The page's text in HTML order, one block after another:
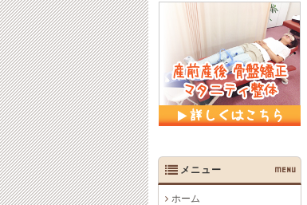
メニュー MENU
ホーム